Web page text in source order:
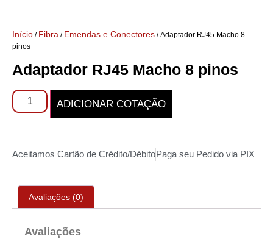
Início / Fibra / Emendas e Conectores / Adaptador RJ45 Macho 8
pinos
Adaptador RJ45 Macho 8 pinos
ADICIONAR COTAÇÃO
Aceitamos Cartão de Crédito/DébitoPaga seu Pedido via PIX
Avaliações (0)
Avaliações